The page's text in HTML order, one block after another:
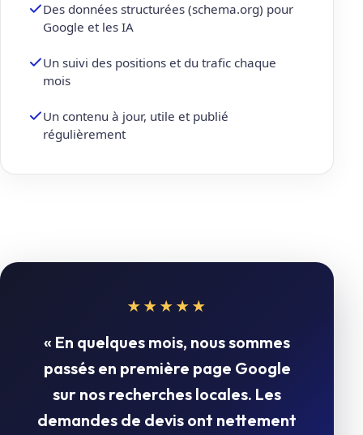
Des données structurées (schema.org) pour
Google et les IA
Un suivi des positions et du trafic chaque
mois
Un contenu à jour, utile et publié
régulièrement
★★★★★
« En quelques mois, nous sommes
passés en première page Google
sur nos recherches locales. Les
demandes de devis ont nettement